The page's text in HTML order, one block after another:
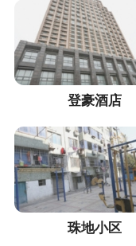
登豪酒店
珠地小区